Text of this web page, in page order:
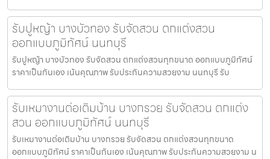
รับปูหญ้า บางบัวทอง รับจัดสวน ตกแต่งสวน
ออกแบบภูมิทัศน์ นนทบุรี
รับปูหญ้า บางบัวทอง รับจัดสวน ตกแต่งสวนทุกขนาด ออกแบบภูมิทัศน์
ราคาเป็นกันเอง เน้นคุณภาพ รับประกันความสวยงาม นนทบุรี รับ
รับเหมางานต่อเติมบ้าน บางกรวย รับจัดสวน ตกแต่ง
สวน ออกแบบภูมิทัศน์ นนทบุรี
รับเหมางานต่อเติมบ้าน บางกรวย รับจัดสวน ตกแต่งสวนทุกขนาด
ออกแบบภูมิทัศน์ ราคาเป็นกันเอง เน้นคุณภาพ รับประกันความสวยงาม น